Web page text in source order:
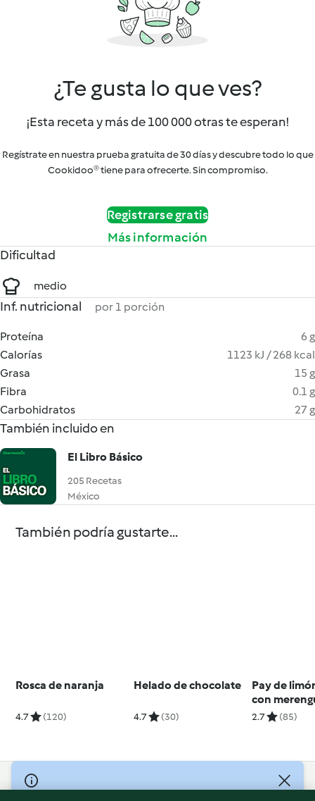
¿Te gusta lo que ves?
¡Esta receta y más de 100 000 otras te esperan!
Regístrate en nuestra prueba gratuita de 30 días y descubre todo lo que
Cookidoo® tiene para ofrecerte. Sin compromiso.
Registrarse gratis
Más información
Dificultad
medio
Inf. nutricional por 1 porción
Proteína
6 g
Calorías
1123 kJ / 268 kcal
Grasa
15 g
Fibra
0.1 g
Carbohidratos
27 g
También incluido en
El Libro Básico
205 Recetas
México
También podría gustarte...
Rosca de naranja
4.7 (120)
Helado de chocolate
4.7 (30)
Pay de
con
italiano
2.7 (85)
© Copyright 2026